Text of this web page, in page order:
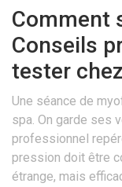
Comment
Conseils
tester
Une séance de
spa. On garde ses
professionnel
pression doit être
étrange, mais